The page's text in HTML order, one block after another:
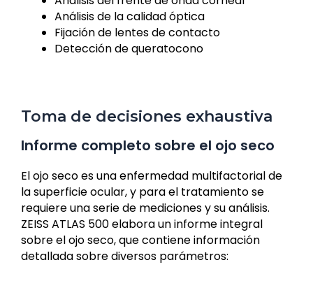
Análisis de la calidad óptica
Fijación de lentes de contacto
Detección de queratocono
Toma de decisiones exhaustiva
Informe completo sobre el ojo seco
El ojo seco es una enfermedad multifactorial de
la superficie ocular, y para el tratamiento se
requiere una serie de mediciones y su análisis.
ZEISS ATLAS 500 elabora un informe integral
sobre el ojo seco, que contiene información
detallada sobre diversos parámetros: